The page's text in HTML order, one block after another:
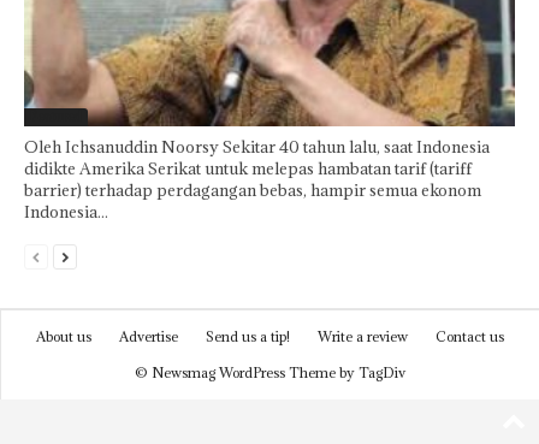
Oleh Ichsanuddin Noorsy Sekitar 40 tahun lalu, saat Indonesia
didikte Amerika Serikat untuk melepas hambatan tarif (tariff
barrier) terhadap perdagangan bebas, hampir semua ekonom
Indonesia...
About us Advertise Send us a tip! Write a review
Contact us
© Newsmag WordPress Theme by TagDiv